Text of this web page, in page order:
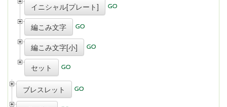
イニシャル[プレート]
編こみ文字
編こみ文字[小]
セット
ブレスレット